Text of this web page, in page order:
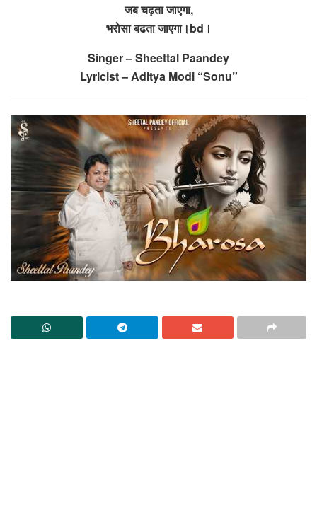
जब चढ़ता जाएगा,
भरोसा बढता जाएगा।bd।
Singer – Sheettal Paandey
Lyricist – Aditya Modi “Sonu”